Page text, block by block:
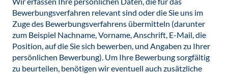
Bewerbungsverfahren relevant sind oder die Sie uns im
Zuge des Bewerbungsverfahrens übermitteln (darunter
zum Beispiel Nachname, Vorname, Anschrift, E-Mail, die
Position, auf die Sie sich bewerben, und Angaben zu Ihrer
persönlichen Bewerbung). Um Ihre Bewerbung sorgfältig
zu beurteilen, benötigen wir eventuell auch zusätzliche